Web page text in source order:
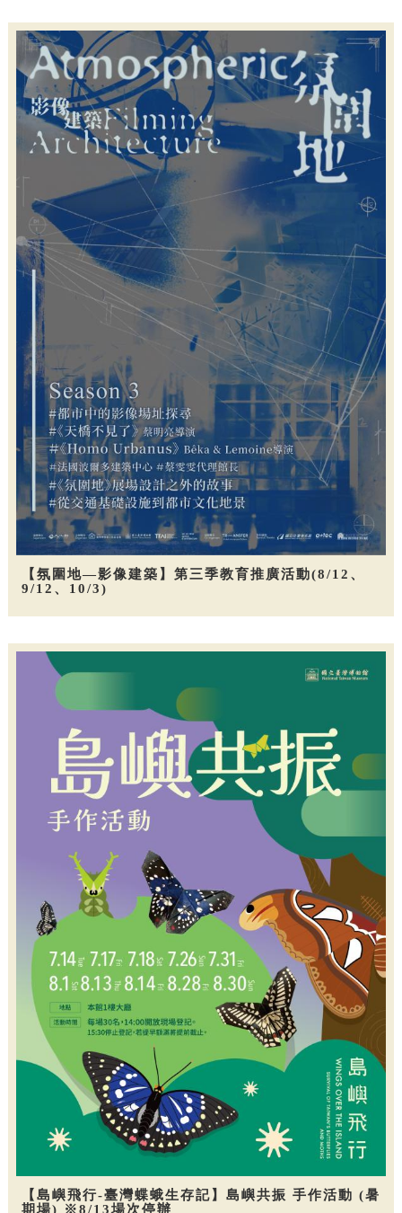
【氛圍地—影像建築】第三季教育推廣活動(8/12、
9/12、10/3)
【島嶼飛行-臺灣蝶蛾生存記】島嶼共振 手作活動 (暑
期場) ※8/13場次停辦